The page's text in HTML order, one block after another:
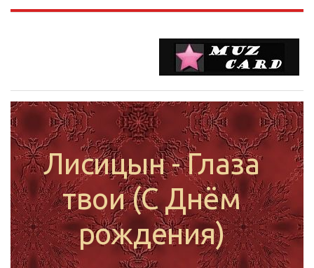
Лисицын - Глаза
твои (С Днём
рождения)